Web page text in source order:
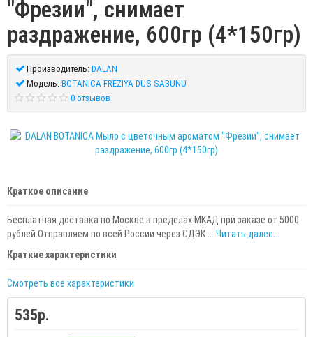
"Фрезии", снимает
раздражение, 600гр (4*150гр)
Производитель: DALAN
Модель: BOTANICA FREZIYA DUS SABUNU
0 отзывов
Краткое описание
Бесплатная доставка по Москве в пределах МКАД при заказе от 5000
рублей.Отправляем по всей России через СДЭК ... Читать далее...
Краткие характеристики
Смотреть все характеристики
535р.